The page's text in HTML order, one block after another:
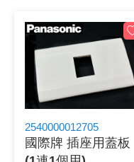
2540000012705
國際牌 插座用蓋板